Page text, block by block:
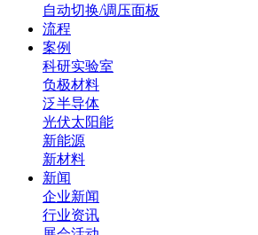
自动切换/调压面板
流程
案例
科研实验室
负极材料
泛半导体
光伏太阳能
新能源
新材料
新闻
企业新闻
行业资讯